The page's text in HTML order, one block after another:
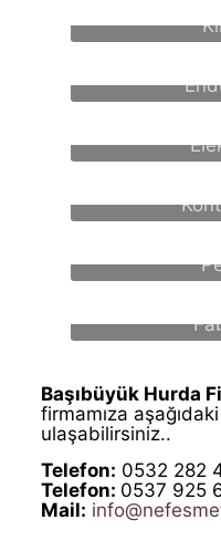
Başıbüyük Hurda
firmamıza
ulaşabilirsiniz..
Telefon: 0532 282
Telefon: 0537 925
Mail: